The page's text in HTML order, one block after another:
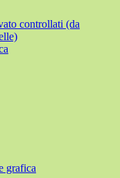
controllati (da
grafica